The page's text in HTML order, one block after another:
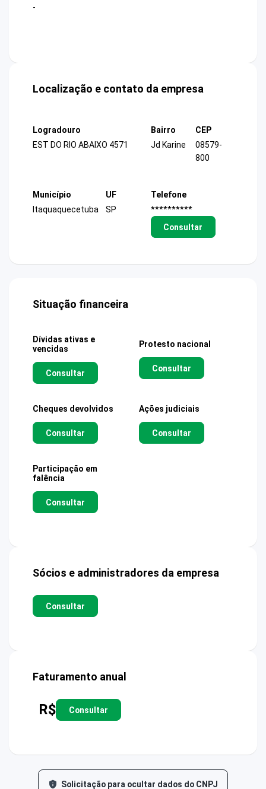
-
Localização e contato da empresa
Logradouro
EST DO RIO ABAIXO 4571
Bairro
Jd Karine
CEP
08579-
800
Município
Itaquaquecetuba
UF
SP
Telefone
**********
Consultar
Situação financeira
Dívidas ativas e
vencidas
Consultar
Protesto nacional
Consultar
Cheques devolvidos
Consultar
Ações judiciais
Consultar
Participação em
falência
Consultar
Sócios e administradores da empresa
Consultar
Faturamento anual
R$ Consultar
Solicitação para ocultar dados do CNPJ